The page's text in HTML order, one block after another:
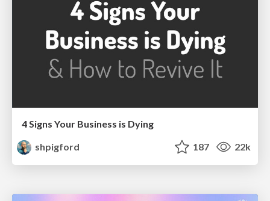
4 Signs Your Business is Dying
shpigford
187 22k